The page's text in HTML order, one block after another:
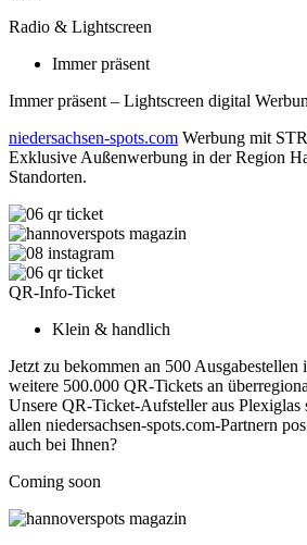
Radio & Lightscreen
Immer präsent
Immer präsent – Lightscreen digital
niedersachsen-spots.com Werbung mit
Exklusive Außenwerbung in der Region
Standorten.
QR-Info-Ticket
Klein & handlich
Jetzt zu bekommen an 500
weitere 500.000 QR-Tickets an
Unsere QR-Ticket-Aufsteller aus Plexiglas
allen niedersachsen-spots.com-Partnern
auch bei Ihnen?
Coming soon